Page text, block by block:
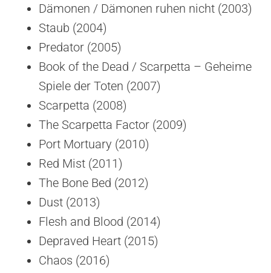
Dämonen / Dämonen ruhen nicht (2003)
Staub (2004)
Predator (2005)
Book of the Dead / Scarpetta – Geheime
Spiele der Toten (2007)
Scarpetta (2008)
The Scarpetta Factor (2009)
Port Mortuary (2010)
Red Mist (2011)
The Bone Bed (2012)
Dust (2013)
Flesh and Blood (2014)
Depraved Heart (2015)
Chaos (2016)